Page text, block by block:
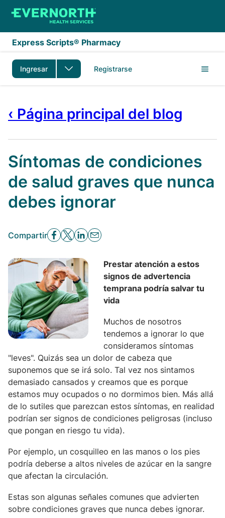
Saltar al contenido principal
Express Scripts® Pharmacy
Ingresar Registrarse
‹ Página principal del blog
Síntomas de condiciones
de salud graves que nunca
debes ignorar
Compartir
Prestar atención a estos
signos de advertencia
temprana podría salvar tu
vida
Muchos de nosotros
tendemos a ignorar lo que
consideramos síntomas
"leves". Quizás sea un dolor de cabeza que
suponemos que se irá solo. Tal vez nos sintamos
demasiado cansados y creamos que es porque
estamos muy ocupados o no dormimos bien. Más allá
de lo sutiles que parezcan estos síntomas, en realidad
podrían ser signos de condiciones peligrosas (incluso
que pongan en riesgo tu vida).
Por ejemplo, un cosquilleo en las manos o los pies
podría deberse a altos niveles de azúcar en la sangre
que afectan la circulación.
Estas son algunas señales comunes que advierten
sobre condiciones graves que nunca debes ignorar.